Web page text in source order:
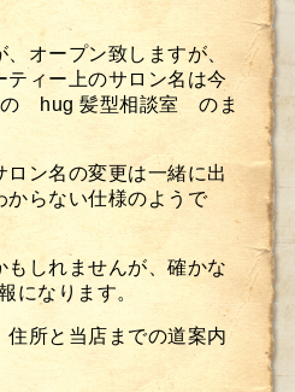
オープン致しますが、
ティー上のサロン名は今
の hug 髪型相談室 のま
ロン名の変更は一緒に出
からない仕様のようで
もしれませんが、確かな
になります。
住所と当店までの道案内